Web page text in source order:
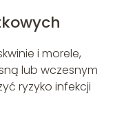
i morele,
lub wczesnym
ryzyko infekcji